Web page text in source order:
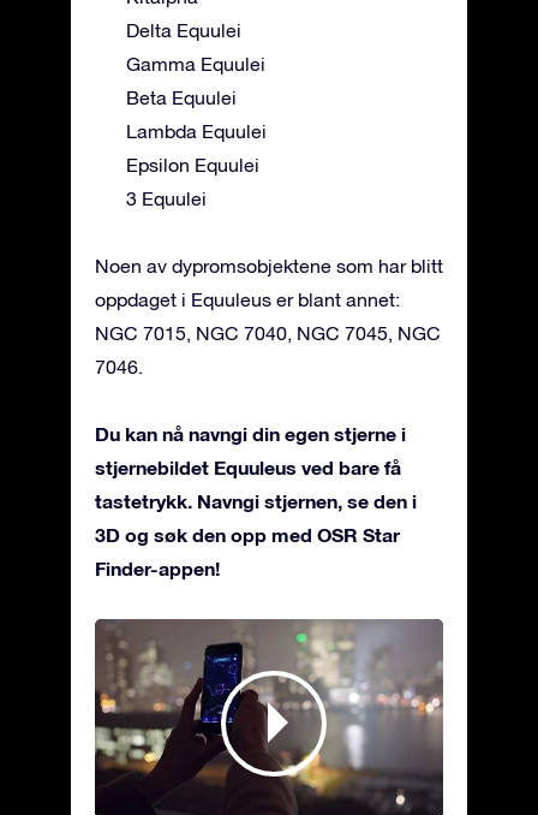
Delta Equulei
Gamma Equulei
Beta Equulei
Lambda Equulei
Epsilon Equulei
3 Equulei
Noen av dypromsobjektene som har blitt
oppdaget i Equuleus er blant annet:
NGC 7015, NGC 7040, NGC 7045, NGC
7046.
Du kan nå navngi din egen stjerne i
stjernebildet Equuleus ved bare få
tastetrykk. Navngi stjernen, se den i
3D og søk den opp med OSR Star
Finder-appen!